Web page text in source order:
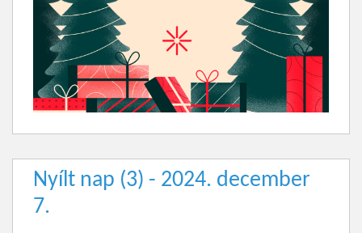
Nyílt nap (3) - 2024. december
7.